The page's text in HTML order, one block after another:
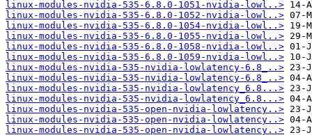
linux-modules-nvidia-535-6.8.0-1051-nvidia-lowl..>
linux-modules-nvidia-535-6.8.0-1052-nvidia-lowl..>
linux-modules-nvidia-535-6.8.0-1054-nvidia-lowl..>
linux-modules-nvidia-535-6.8.0-1055-nvidia-lowl..>
linux-modules-nvidia-535-6.8.0-1058-nvidia-lowl..>
linux-modules-nvidia-535-6.8.0-1059-nvidia-lowl..>
linux-modules-nvidia-535-nvidia-lowlatency-6.8_..>
linux-modules-nvidia-535-nvidia-lowlatency-6.8_..>
linux-modules-nvidia-535-nvidia-lowlatency_6.8...>
linux-modules-nvidia-535-nvidia-lowlatency_6.8...>
linux-modules-nvidia-535-open-nvidia-lowlatency..>
linux-modules-nvidia-535-open-nvidia-lowlatency..>
linux-modules-nvidia-535-open-nvidia-lowlatency..>